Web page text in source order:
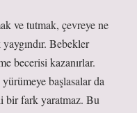
ve tutmak, çevreye ne
Bebekler
becerisi kazanırlar.
başlasalar da
bir fark yaratmaz. Bu